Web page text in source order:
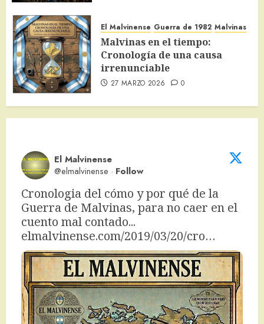
El Malvinense Guerra de 1982 Malvinas
Malvinas en el tiempo:
Cronología de una causa
irrenunciable
27 MARZO 2026 0
El Malvinense
@elmalvinense · Follow
Cronologia del cómo y por qué de la
Guerra de Malvinas, para no caer en el
elmalvinense.com/2019/03/20/cro…